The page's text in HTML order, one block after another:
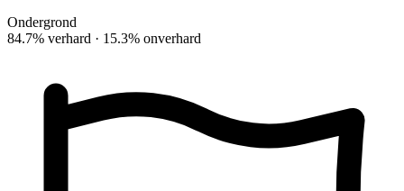
Ondergrond
84.7% verhard · 15.3% onverhard